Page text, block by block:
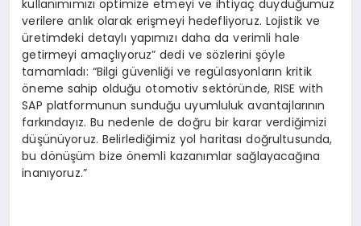
kullanımımızı optimize etmeyi ve ihtiyaç duyduğumuz
verilere anlık olarak erişmeyi hedefliyoruz. Lojistik ve
üretimdeki detaylı yapımızı daha da verimli hale
getirmeyi amaçlıyoruz” dedi ve sözlerini şöyle
tamamladı: “Bilgi güvenliği ve regülasyonların kritik
öneme sahip olduğu otomotiv sektöründe, RISE with
SAP platformunun sunduğu uyumluluk avantajlarının
farkındayız. Bu nedenle de doğru bir karar verdiğimizi
düşünüyoruz. Belirlediğimiz yol haritası doğrultusunda,
bu dönüşüm bize önemli kazanımlar sağlayacağına
inanıyoruz.”